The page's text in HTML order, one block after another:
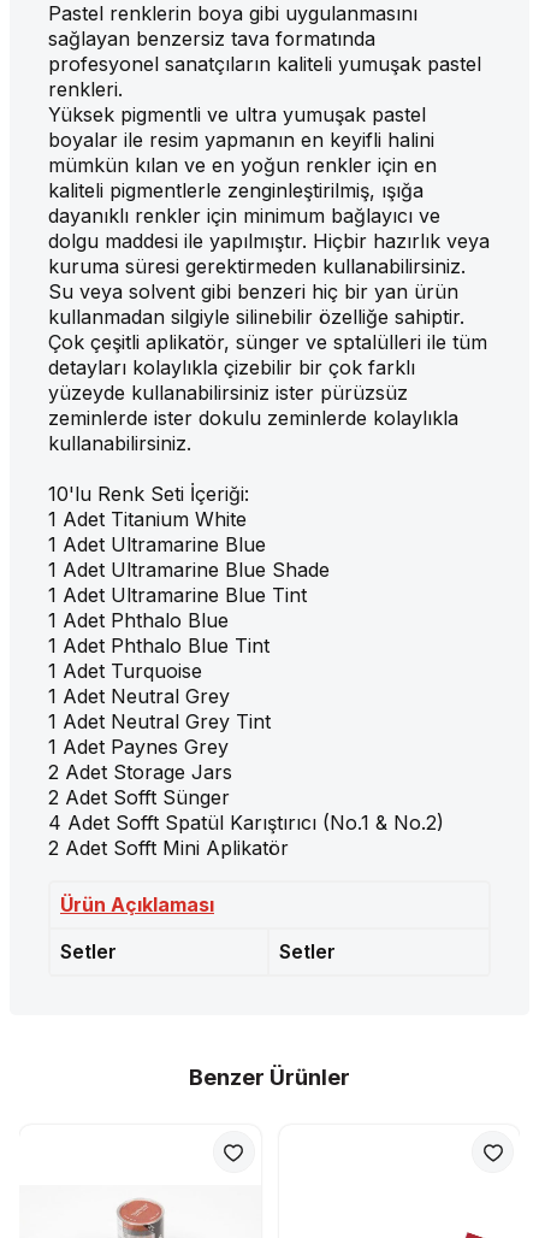
Pastel renklerin boya gibi uygulanmasını
sağlayan benzersiz tava formatında
profesyonel sanatçıların kaliteli yumuşak pastel
renkleri.
Yüksek pigmentli ve ultra yumuşak pastel
boyalar ile resim yapmanın en keyifli halini
mümkün kılan ve en yoğun renkler için en
kaliteli pigmentlerle zenginleştirilmiş, ışığa
dayanıklı renkler için minimum bağlayıcı ve
dolgu maddesi ile yapılmıştır. Hiçbir hazırlık veya
kuruma süresi gerektirmeden kullanabilirsiniz.
Su veya solvent gibi benzeri hiç bir yan ürün
kullanmadan silgiyle silinebilir özelliğe sahiptir.
Çok çeşitli aplikatör, sünger ve sptalülleri ile tüm
detayları kolaylıkla çizebilir bir çok farklı
yüzeyde kullanabilirsiniz ister pürüzsüz
zeminlerde ister dokulu zeminlerde kolaylıkla
kullanabilirsiniz.
10'lu Renk Seti İçeriği:
1 Adet Titanium White
1 Adet Ultramarine Blue
1 Adet Ultramarine Blue Shade
1 Adet Ultramarine Blue Tint
1 Adet Phthalo Blue
1 Adet Phthalo Blue Tint
1 Adet Turquoise
1 Adet Neutral Grey
1 Adet Neutral Grey Tint
1 Adet Paynes Grey
2 Adet Storage Jars
2 Adet Sofft Sünger
4 Adet Sofft Spatül Karıştırıcı (No.1 & No.2)
2 Adet Sofft Mini Aplikatör
Ürün Açıklaması
Setler
Setler
Benzer Ürünler